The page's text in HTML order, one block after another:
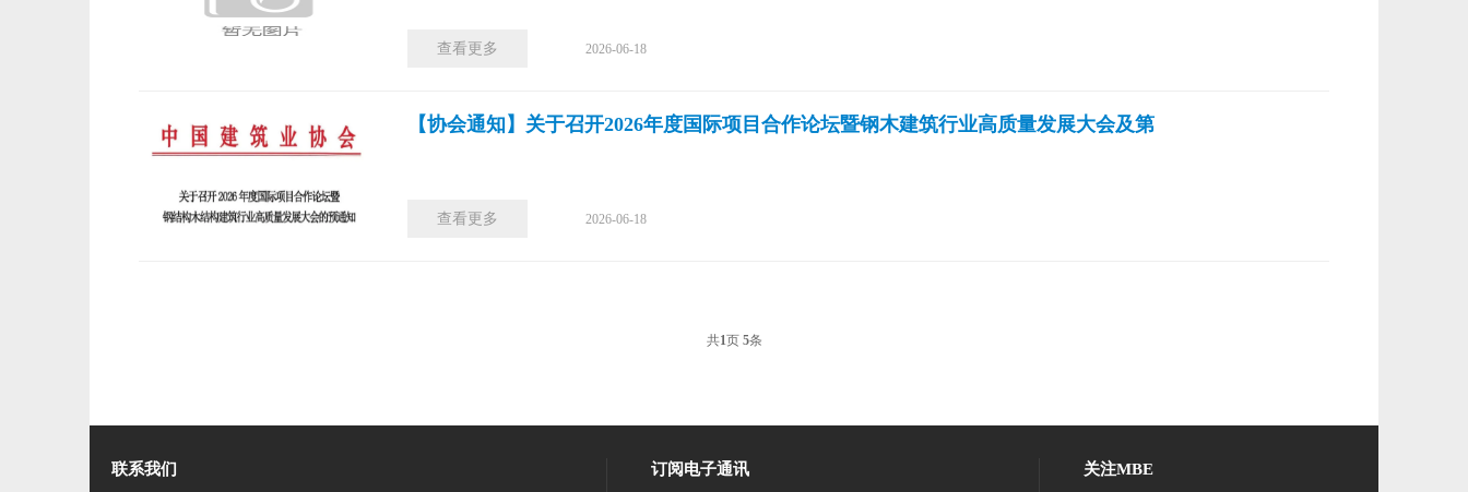
查看更多 2026-06-18
【协会通知】关于召开2026年度国际项⽬合作论坛暨钢木建筑行业高质量发展大会及第
查看更多 2026-06-18
共1页 5条
联系我们 订阅电子通讯 关注MBE